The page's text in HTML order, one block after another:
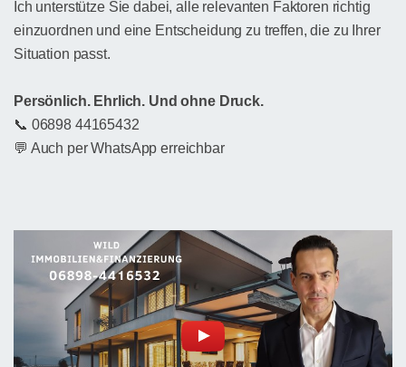
Ich unterstütze Sie dabei, alle relevanten Faktoren richtig
einzuordnen und eine Entscheidung zu treffen, die zu Ihrer
Situation passt.
Persönlich. Ehrlich. Und ohne Druck.
📞 06898 44165432
💬 Auch per WhatsApp erreichbar